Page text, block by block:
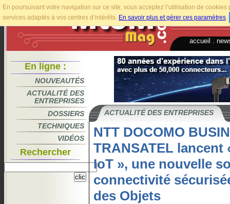
En poursuivant votre navigation sur ce site, vous acceptez l’utilisation de
services adaptés à vos centres d’intérêts. En savoir plus et gérer ces paramètres.
accueil
En ligne :
NOUVEAUTÉS
ACTUALITÉ DES
ENTREPRISES
DOSSIERS
TECHNIQUES
VIDÉOS
Rechercher
ACTUALITÉ DES ENTREPRISES
NTT DOCOMO
TRANSATEL lancent
IoT », une nouvelle
connectivité
des Objets